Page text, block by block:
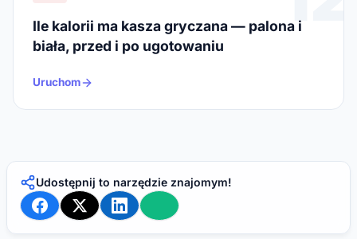
Ile kalorii ma kasza gryczana — palona i
biała, przed i po ugotowaniu
Uruchom
Udostępnij to narzędzie znajomym!